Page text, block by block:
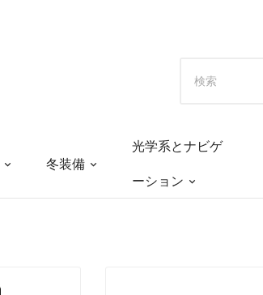
冬装備
光学系とナビゲ
ーション